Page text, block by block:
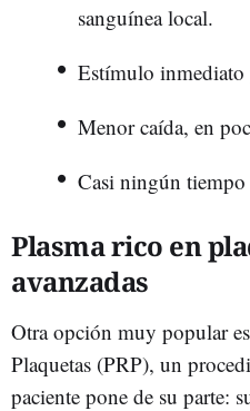
sanguínea local.
Estímulo
Menor caída, en
Casi ningún tiempo
Plasma rico en
avanzadas
Otra opción muy popular
Plaquetas (PRP), un
paciente pone de su parte: